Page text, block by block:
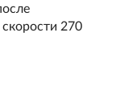
270